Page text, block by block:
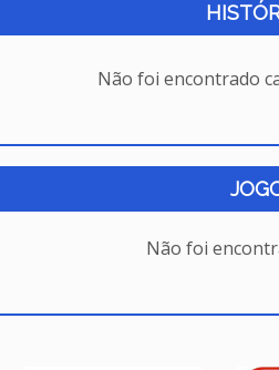
Não foi encontrado
Não foi